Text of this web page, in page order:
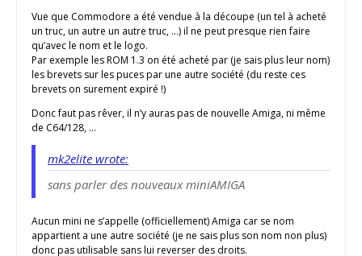
Vue que Commodore a été vendue à la découpe (un tel à acheté
un truc, un autre un autre truc, …) il ne peut presque rien faire
qu’avec le nom et le logo.
Par exemple les ROM 1.3 on été acheté par (je sais plus leur nom)
les brevets sur les puces par une autre société (du reste ces
brevets on surement expiré !)
Donc faut pas rêver, il n’y auras pas de nouvelle Amiga, ni même
de C64/128, …
mk2elite wrote:
sans parler des nouveaux miniAMIGA
Aucun mini ne s’appelle (officiellement) Amiga car se nom
appartient a une autre société (je ne sais plus son nom non plus)
donc pas utilisable sans lui reverser des droits.